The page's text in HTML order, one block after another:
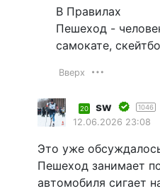
В Правилах
Пешеход -
самокате,
Вверх
20 sw 1046
12.06.2026 23:08
Это уже
Пешеход занимает
автомобиля сигает